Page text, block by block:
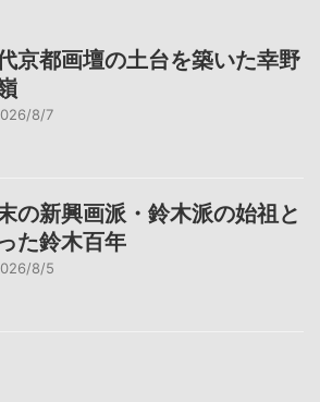
京都画壇の土台を築いた幸野
8/7
の新興画派・鈴木派の始祖と
た鈴木百年
8/5